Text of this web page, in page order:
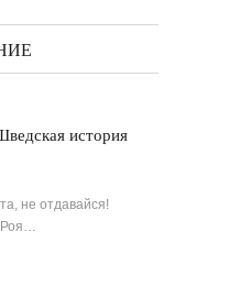
история
не отдавайся!
Роя…